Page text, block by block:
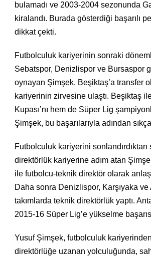
bulamadı ve 2003-2004 sezonunda
kiralandı. Burada gösterdiği başarılı
dikkat çekti.
Futbolculuk kariyerinin sonraki
Sebatspor, Denizlispor ve Bursaspor
oynayan Şimşek, Beşiktaş’a transfer
kariyerinin zirvesine ulaştı. Beşiktaş
Kupası’nı hem de Süper Lig
Şimşek, bu başarılarıyla adından
Futbolculuk kariyerini sonlandırdıktan
direktörlük kariyerine adım atan
ile futbolcu-teknik direktör olarak
Daha sonra Denizlispor, Karşıyaka
takımlarda teknik direktörlük yaptı.
2015-16 Süper Lig’e yükselme
Yusuf Şimşek, futbolculuk
direktörlüğe uzanan yolculuğunda,